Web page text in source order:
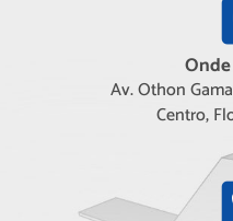
Av. Othon
Centro,